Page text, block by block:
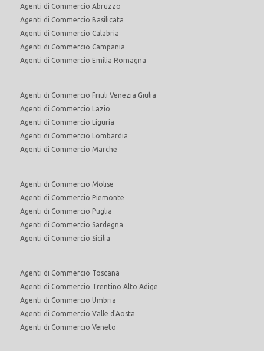
Agenti di Commercio Abruzzo
Agenti di Commercio Basilicata
Agenti di Commercio Calabria
Agenti di Commercio Campania
Agenti di Commercio Emilia Romagna
Agenti di Commercio Friuli Venezia Giulia
Agenti di Commercio Lazio
Agenti di Commercio Liguria
Agenti di Commercio Lombardia
Agenti di Commercio Marche
Agenti di Commercio Molise
Agenti di Commercio Piemonte
Agenti di Commercio Puglia
Agenti di Commercio Sardegna
Agenti di Commercio Sicilia
Agenti di Commercio Toscana
Agenti di Commercio Trentino Alto Adige
Agenti di Commercio Umbria
Agenti di Commercio Valle d'Aosta
Agenti di Commercio Veneto